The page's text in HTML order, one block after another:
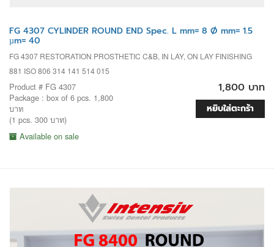
FG 4307 CYLINDER ROUND END Spec. L mm= 8 Ø mm= 1.5
µm= 40
FG 4307 RESTORATION PROSTHETIC C&B, IN LAY, ON LAY FINISHING
881 ISO 806 314 141 514 015
Product # FG 4307
Package : box of 6 pcs. 1,800
บาท
(1 pcs. 300 บาท)
Available on sale
1,800 บาท
หยิบใส่ตะกร้า